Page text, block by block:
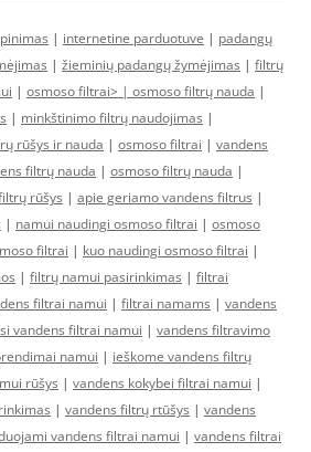
| internetine parduotuve | padangų
| žieminių padangų žymėjimas | filtrų
| osmoso filtrai> | osmoso filtrų nauda |
| minkštinimo filtrų naudojimas |
rūšys ir nauda | osmoso filtrai | vandens
filtrų nauda | osmoso filtrų nauda |
rūšys | apie geriamo vandens filtrus |
| namui naudingi osmoso filtrai | osmoso
filtrai | kuo naudingi osmoso filtrai |
| filtrų namui pasirinkimas | filtrai
filtrai namui | filtrai namams | vandens
vandens filtrai namui | vandens filtravimo
namui | ieškome vandens filtrų
rūšys | vandens kokybei filtrai namui |
| vandens filtrų rtūšys | vandens
vandens filtrai namui | vandens filtrai